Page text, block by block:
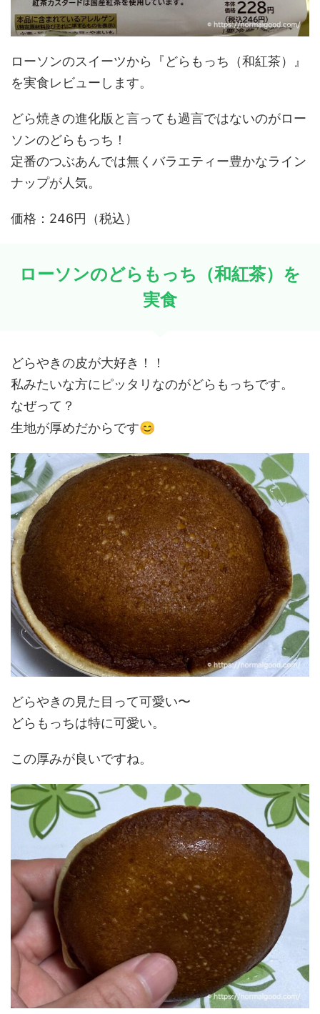
ローソンのスイーツから『どらもっち（和紅茶）』
を実食レビューします。
どら焼きの進化版と言っても過言ではないのがロー
ソンのどらもっち！
定番のつぶあんでは無くバラエティー豊かなライン
ナップが人気。
価格：246円（税込）
ローソンのどらもっち（和紅茶）を
実食
どらやきの皮が大好き！！
私みたいな方にピッタリなのがどらもっちです。
なぜって？
生地が厚めだからです😊
どらやきの見た目って可愛い〜
どらもっちは特に可愛い。
この厚みが良いですね。